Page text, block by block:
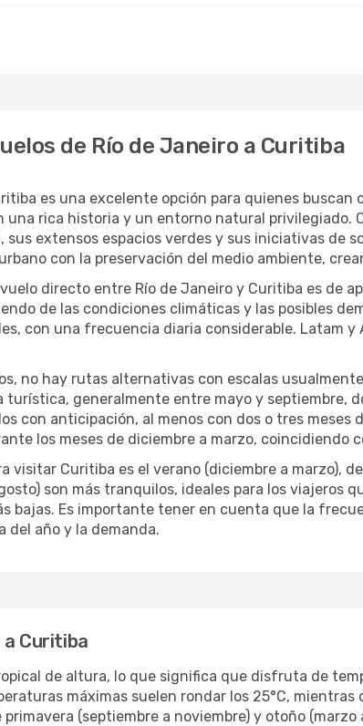
de Río de Janeiro a Curitiba
es una excelente opción para quienes
una rica historia y un entorno natural privilegiado.
extensos espacios verdes y sus iniciativas de
con la preservación del medio ambiente,
directo entre Río de Janeiro y Curitiba es de
de las condiciones climáticas y las posibles
con una frecuencia diaria considerable. Latam
no hay rutas alternativas con escalas
turística, generalmente entre mayo y septiembre,
con anticipación, al menos con dos o tres meses
los meses de diciembre a marzo, coincidiendo
visitar Curitiba es el verano (diciembre a marzo),
son más tranquilos, ideales para los viajeros
bajas. Es importante tener en cuenta que la
del año y la demanda.
a Curitiba
de altura, lo que significa que disfruta de
máximas suelen rondar los 25°C,
primavera (septiembre a noviembre) y otoño